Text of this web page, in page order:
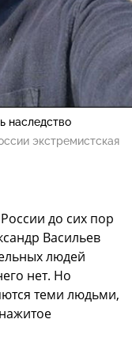
наследство
экстремистская
до сих пор
Васильев
людей
нет. Но
теми людьми,